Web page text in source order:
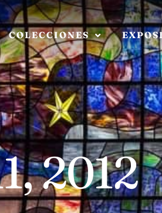
COLECCIONES
2012